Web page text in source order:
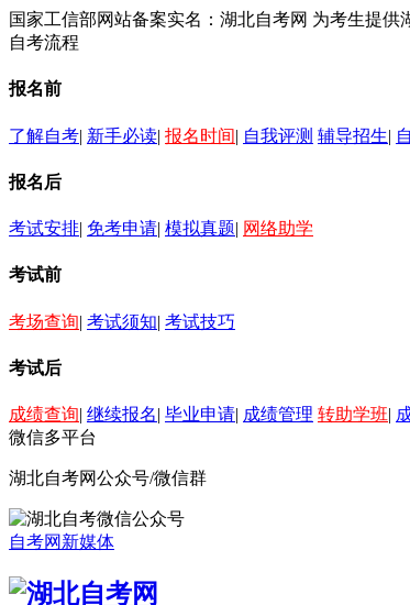
国家工信部网站备案实名：湖北自考网 为考生提
自考流程
报名前
了解自考| 新手必读| 报名时间| 自我评测 辅导招生|
报名后
考试安排| 免考申请| 模拟真题| 网络助学
考试前
考场查询| 考试须知| 考试技巧
考试后
成绩查询| 继续报名| 毕业申请| 成绩管理 转助学班|
微信多平台
湖北自考网公众号/微信群
自考网新媒体